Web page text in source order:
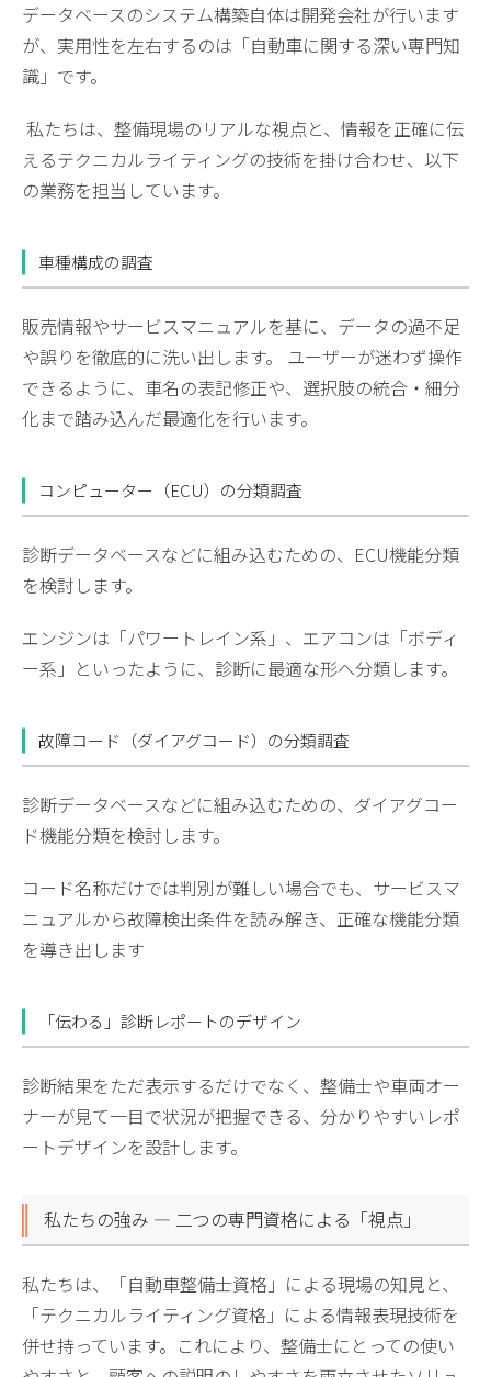
データベースのシステム構築自体は開発会社が行います
が、実用性を左右するのは「自動車に関する深い専門知
識」です。
私たちは、整備現場のリアルな視点と、情報を正確に伝
えるテクニカルライティングの技術を掛け合わせ、以下
の業務を担当しています。
車種構成の調査
販売情報やサービスマニュアルを基に、データの過不足
や誤りを徹底的に洗い出します。 ユーザーが迷わず操作
できるように、車名の表記修正や、選択肢の統合・細分
化まで踏み込んだ最適化を行います。
コンピューター（ECU）の分類調査
診断データベースなどに組み込むための、ECU機能分類
を検討します。
エンジンは「パワートレイン系」、エアコンは「ボディ
ー系」といったように、診断に最適な形へ分類します。
故障コード（ダイアグコード）の分類調査
診断データベースなどに組み込むための、ダイアグコー
ド機能分類を検討します。
コード名称だけでは判別が難しい場合でも、サービスマ
ニュアルから故障検出条件を読み解き、正確な機能分類
を導き出します
「伝わる」診断レポートのデザイン
診断結果をただ表示するだけでなく、整備士や車両オー
ナーが見て一目で状況が把握できる、分かりやすいレポ
ートデザインを設計します。
私たちの強み — 二つの専門資格による「視点」
私たちは、「自動車整備士資格」による現場の知見と、
「テクニカルライティング資格」による情報表現技術を
併せ持っています。これにより、整備士にとっての使い